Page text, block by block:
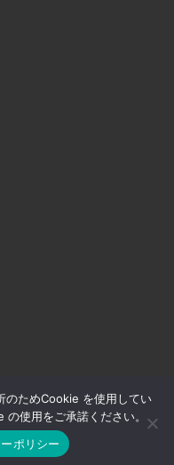
reserved. テーマ:Spaciousby
WordPress.
お知らせ 交通案内
ーポリシー
のためCookie を使用してい
使用をご承諾ください。
ポリシー